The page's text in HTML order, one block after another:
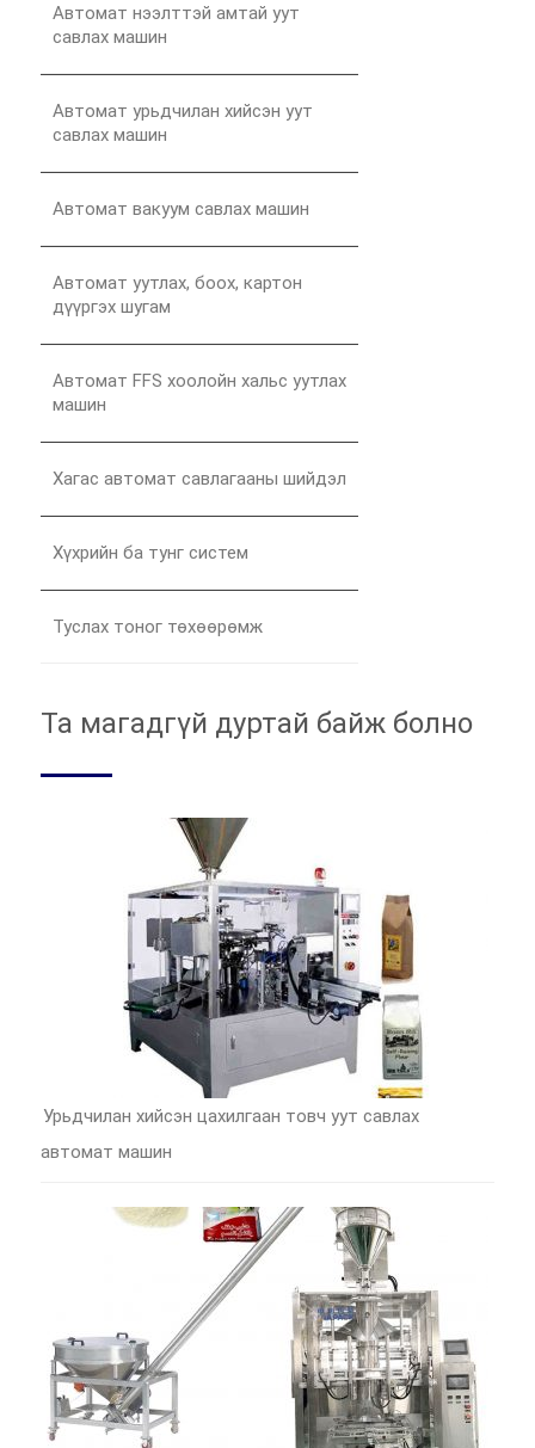
Автомат нээлттэй амтай уут
савлах машин
Автомат урьдчилан хийсэн уут
савлах машин
Автомат вакуум савлах машин
Автомат уутлах, боох, картон
дүүргэх шугам
Автомат FFS хоолойн хальс уутлах
машин
Хагас автомат савлагааны шийдэл
Хүхрийн ба тунг систем
Туслах тоног төхөөрөмж
Та магадгүй дуртай байж болно
Урьдчилан хийсэн цахилгаан товч уут савлах
автомат машин